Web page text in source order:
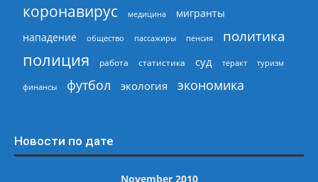
коронавирус медицина
мигранты
нападение
общество пассажиры пенсия политика
полиция работа статистика суд теракт туризм
финансы футбол экология экономика
Новости по дате
November 2010